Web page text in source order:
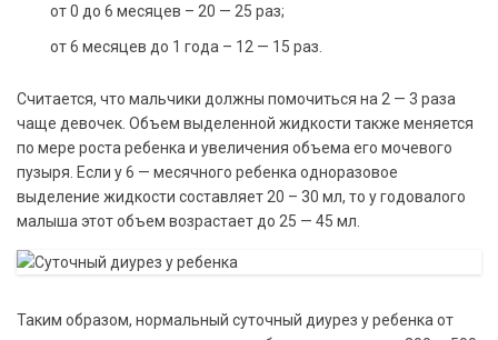
от 0 до 6 месяцев – 20 — 25 раз;
от 6 месяцев до 1 года – 12 — 15 раз.
Считается, что мальчики должны помочиться на 2 — 3 раза
чаще девочек. Объем выделенной жидкости также меняется
по мере роста ребенка и увеличения объема его мочевого
пузыря. Если у 6 — месячного ребенка одноразовое
выделение жидкости составляет 20 – 30 мл, то у годовалого
малыша этот объем возрастает до 25 — 45 мл.
Таким образом, нормальный суточный диурез у ребенка от